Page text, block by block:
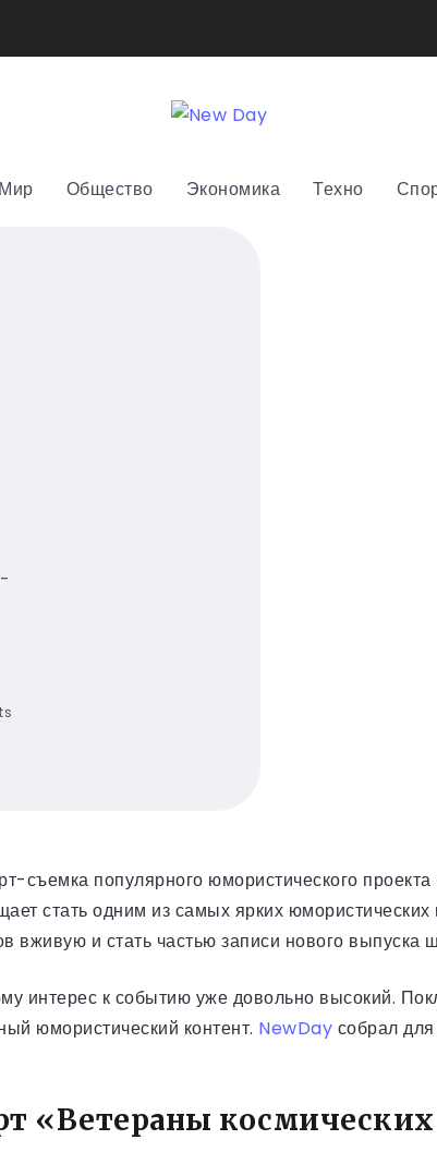
Мир Общество Экономика Техно
съемка популярного юмористического проекта
стать одним из самых ярких
вживую и стать частью записи нового выпуска
интерес к событию уже довольно высокий.
юмористический контент. NewDay собрал
«Ветераны